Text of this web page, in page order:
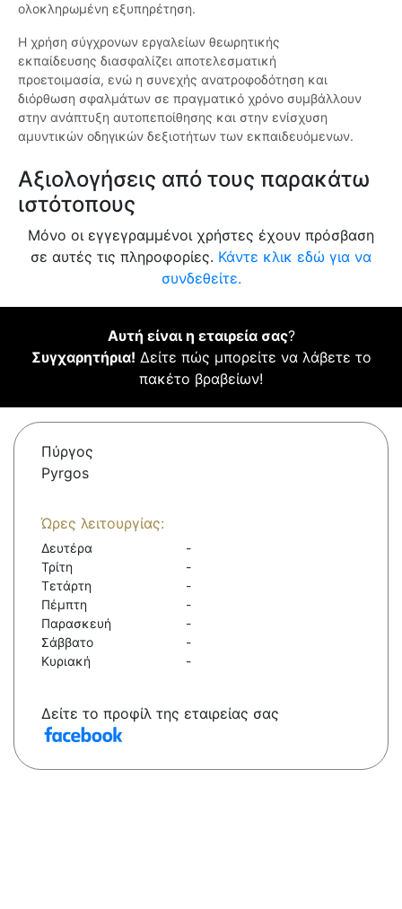
ολοκληρωμένη εξυπηρέτηση.
Η χρήση σύγχρονων εργαλείων θεωρητικής
εκπαίδευσης διασφαλίζει αποτελεσματική
προετοιμασία, ενώ η συνεχής ανατροφοδότηση και
διόρθωση σφαλμάτων σε πραγματικό χρόνο συμβάλλουν
στην ανάπτυξη αυτοπεποίθησης και στην ενίσχυση
αμυντικών οδηγικών δεξιοτήτων των εκπαιδευόμενων.
Αξιολογήσεις από τους παρακάτω
ιστότοπους
Μόνο οι εγγεγραμμένοι χρήστες έχουν πρόσβαση
σε αυτές τις πληροφορίες. Κάντε κλικ εδώ για να
συνδεθείτε.
Αυτή είναι η εταιρεία σας?
Συγχαρητήρια! Δείτε πώς μπορείτε να λάβετε το
πακέτο βραβείων!
Πύργος
Pyrgos
Ώρες λειτουργίας:
Δευτέρα
-
Τρίτη
-
Τετάρτη
-
Πέμπτη
-
Παρασκευή
-
Σάββατο
-
Κυριακή
-
Δείτε το προφίλ της εταιρείας σας